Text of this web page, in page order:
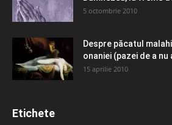
5 octombrie 2010
Despre păcatul
onaniei (pazei de a nu
15 aprilie 2010
Etichete